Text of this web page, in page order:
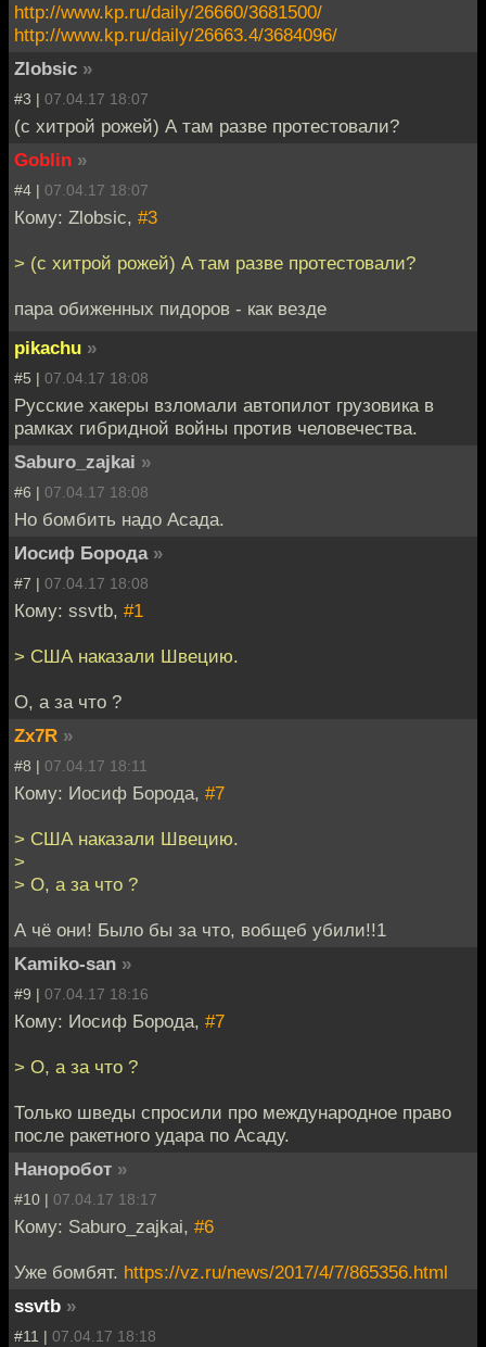
http://www.kp.ru/daily/26660/3681500/
http://www.kp.ru/daily/26663.4/3684096/
Zlobsic »
#3 | 07.04.17 18:07
(с хитрой рожей) А там разве протестовали?
Goblin »
#4 | 07.04.17 18:07
Кому: Zlobsic, #3
> (с хитрой рожей) А там разве протестовали?
пара обиженных пидоров - как везде
pikachu »
#5 | 07.04.17 18:08
Русские хакеры взломали автопилот грузовика в
рамках гибридной войны против человечества.
Saburo_zajkai »
#6 | 07.04.17 18:08
Но бомбить надо Асада.
Иосиф Борода »
#7 | 07.04.17 18:08
Кому: ssvtb, #1
> США наказали Швецию.
О, а за что ?
Zx7R »
#8 | 07.04.17 18:11
Кому: Иосиф Борода, #7
> США наказали Швецию.
>
> О, а за что ?
А чё они! Было бы за что, вобщеб убили!!1
Kamiko-san »
#9 | 07.04.17 18:16
Кому: Иосиф Борода, #7
> О, а за что ?
Только шведы спросили про международное право
после ракетного удара по Асаду.
Наноробот »
#10 | 07.04.17 18:17
Кому: Saburo_zajkai, #6
Уже бомбят. https://vz.ru/news/2017/4/7/865356.html
ssvtb »
#11 | 07.04.17 18:18